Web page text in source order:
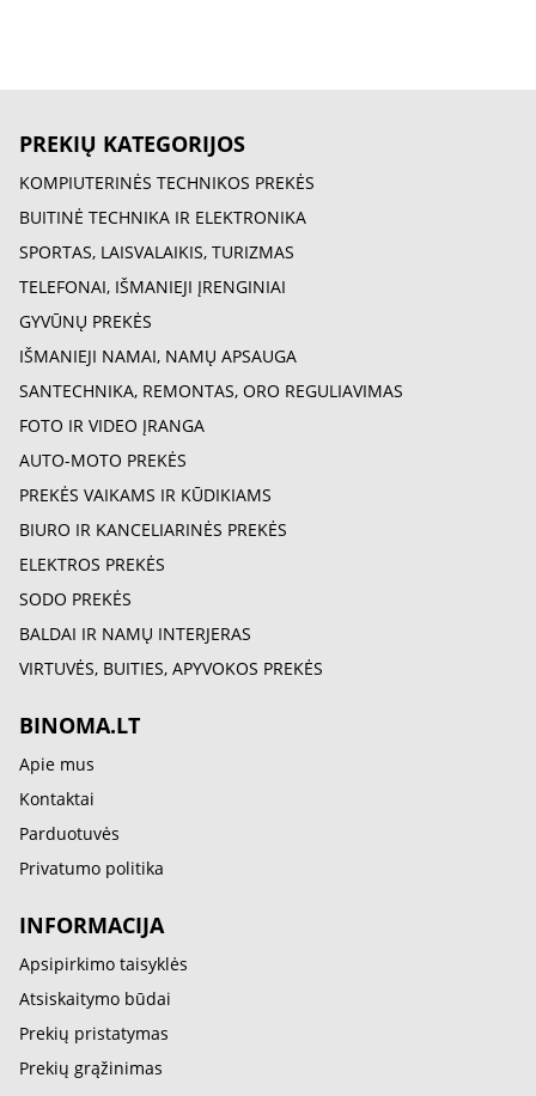
PREKIŲ KATEGORIJOS
KOMPIUTERINĖS TECHNIKOS PREKĖS
BUITINĖ TECHNIKA IR ELEKTRONIKA
SPORTAS, LAISVALAIKIS, TURIZMAS
TELEFONAI, IŠMANIEJI ĮRENGINIAI
GYVŪNŲ PREKĖS
IŠMANIEJI NAMAI, NAMŲ APSAUGA
SANTECHNIKA, REMONTAS, ORO REGULIAVIMAS
FOTO IR VIDEO ĮRANGA
AUTO-MOTO PREKĖS
PREKĖS VAIKAMS IR KŪDIKIAMS
BIURO IR KANCELIARINĖS PREKĖS
ELEKTROS PREKĖS
SODO PREKĖS
BALDAI IR NAMŲ INTERJERAS
VIRTUVĖS, BUITIES, APYVOKOS PREKĖS
BINOMA.LT
Apie mus
Kontaktai
Parduotuvės
Privatumo politika
INFORMACIJA
Apsipirkimo taisyklės
Atsiskaitymo būdai
Prekių pristatymas
Prekių grąžinimas